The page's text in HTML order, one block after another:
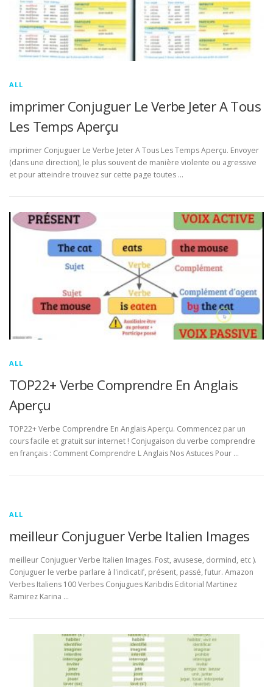
ALL
imprimer Conjuguer Le Verbe Jeter A Tous
Les Temps Aperçu
imprimer Conjuguer Le Verbe Jeter A Tous Les Temps Aperçu. Envoyer
(dans une direction), le plus souvent de manière violente ou agressive
et pour atteindre trouvez sur cette page toutes …
ALL
TOP22+ Verbe Comprendre En Anglais
Aperçu
TOP22+ Verbe Comprendre En Anglais Aperçu. Commencez par un
cours facile et gratuit sur internet ! Conjugaison du verbe comprendre
en français : Comment Comprendre L Anglais Nos Astuces Pour …
ALL
meilleur Conjuguer Verbe Italien Images
meilleur Conjuguer Verbe Italien Images. Fost, avusese, dormind, etc ).
Conjuguer le verbe parlare à l'indicatif, présent, passé, futur. Amazon
Verbes Italiens 100 Verbes Conjugues Karibdis Editorial Martinez
Ramirez Karina …